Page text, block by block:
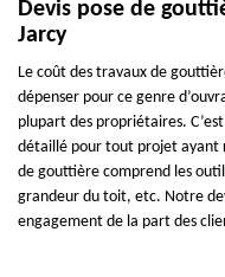
Devis pose de
Jarcy
Le coût des travaux de
dépenser pour ce genre
plupart des propriétaires.
détaillé pour tout projet ayant
de gouttière comprend les
grandeur du toit, etc. Notre
engagement de la part des